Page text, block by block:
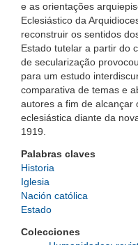
e as orientações
Eclesiástico da
reconstruir os sentidos
Estado tutelar a partir do
de secularização
para um estudo
comparativa de temas e
autores a fim de alcançar
eclesiástica diante da
1919.
Palabras claves
Historia
Iglesia
Nación católica
Estado
Colecciones